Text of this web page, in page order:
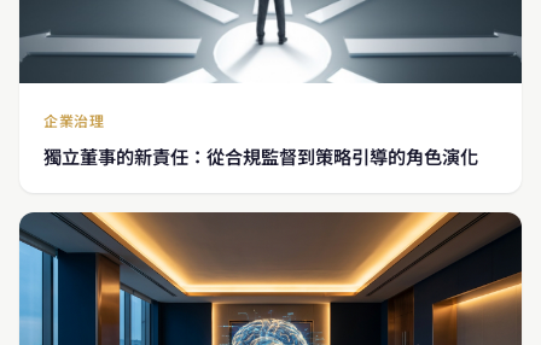
企業治理
獨立董事的新責任：從合規監督到策略引導的角色演化